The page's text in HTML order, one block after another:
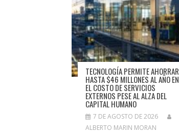
TECNOLOGÍA PERMITE AHORRAR
HASTA $46 MILLONES AL AÑO EN
EL COSTO DE SERVICIOS
EXTERNOS PESE AL ALZA DEL
CAPITAL HUMANO
7 DE AGOSTO DE 2026
ALBERTO MARIN MORAN